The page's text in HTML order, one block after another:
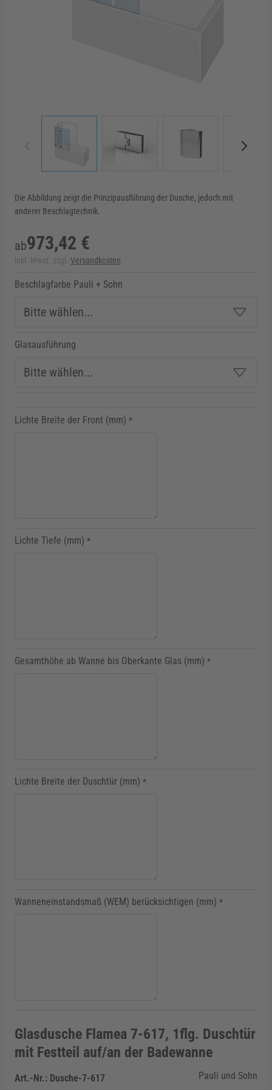
für Kategorie Zargen anzeigen
für Kategorie Angebote anzeigen
Die Abbildung zeigt die Prinzipausführung der Dusche, jedoch mit
anderer Beschlagtechnik.
ab973,42 €
inkl. Mwst. zzgl. Versandkosten
Beschlagfarbe Pauli + Sohn
Glasausführung
Lichte Breite der Front (mm) *
Lichte Tiefe (mm) *
Gesamthöhe ab Wanne bis Oberkante Glas (mm) *
Lichte Breite der Duschtür (mm) *
Wanneneinstandsmaß (WEM) berücksichtigen (mm) *
Glasdusche Flamea 7-617, 1flg. Duschtür
mit Festteil auf/an der Badewanne
Art.-Nr.: Dusche-7-617 Pauli und Sohn